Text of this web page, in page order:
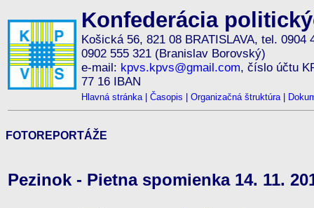
Konfederácia
Košická 56, 821 08 BRATISLAVA, tel. 0904
0902 555 321 (Branislav Borovský)
e-mail: kpvs.kpvs@gmail.com, číslo účtu
77 16 IBAN
Hlavná stránka| Časopis Organizačná štruktúra|
FOTOREPORTÁŽE
Pezinok - Pietna spomienka 14. 11.